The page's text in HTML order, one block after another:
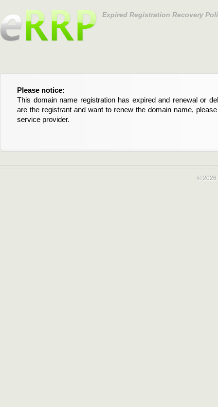
Expired Registration Recovery
Please notice:
This domain name registration has expired and renewal or
are the registrant and want to renew the domain name,
service provider.
Bitte beachten Sie:
Diese Domainregistrierung ist abgelaufen und die
Domain stehen an. Wenn Sie der Registrant sind und
verlängern möchten, kontaktieren Sie bitte Ihren Service-
© 2026